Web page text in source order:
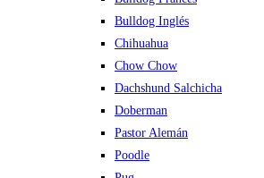
Bulldog Inglés
Chihuahua
Chow Chow
Dachshund Salchicha
Doberman
Pastor Alemán
Poodle